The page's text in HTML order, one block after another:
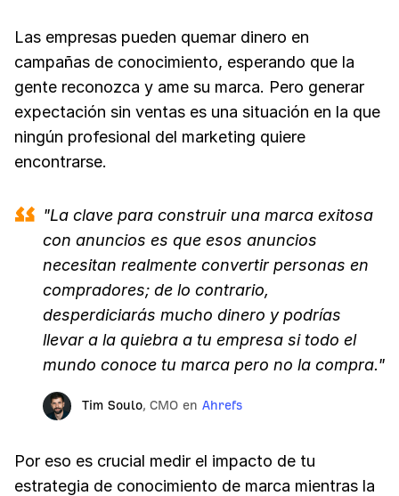
Las empresas pueden quemar dinero en
campañas de conocimiento, esperando que la
gente reconozca y ame su marca. Pero generar
expectación sin ventas es una situación en la que
ningún profesional del marketing quiere
encontrarse.
"La clave para construir una marca exitosa
con anuncios es que esos anuncios
necesitan realmente convertir personas en
compradores; de lo contrario,
desperdiciarás mucho dinero y podrías
llevar a la quiebra a tu empresa si todo el
mundo conoce tu marca pero no la compra."
Tim Soulo, CMO en Ahrefs
Por eso es crucial medir el impacto de tu
estrategia de conocimiento de marca mientras la